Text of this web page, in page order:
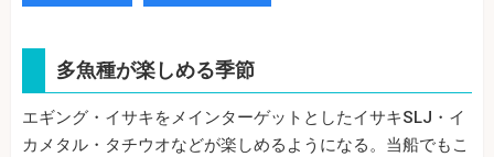
多魚種が楽しめる季節
エギング・イサキをメインターゲットとしたイサキSLJ・イ
カメタル・タチウオなどが楽しめるようになる。当船でもこ